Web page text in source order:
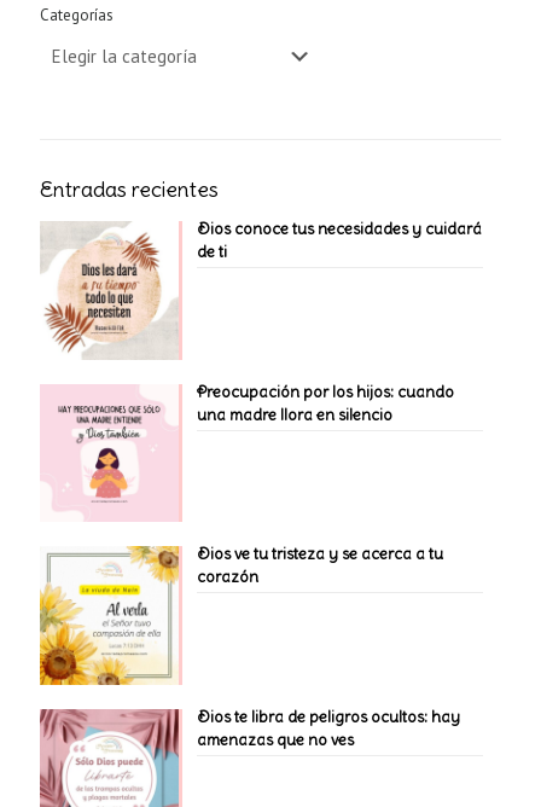
Categorías
Entradas recientes
Dios conoce tus necesidades y cuidará
de ti
Preocupación por los hijos: cuando
una madre llora en silencio
Dios ve tu tristeza y se acerca a tu
corazón
Dios te libra de peligros ocultos: hay
amenazas que no ves